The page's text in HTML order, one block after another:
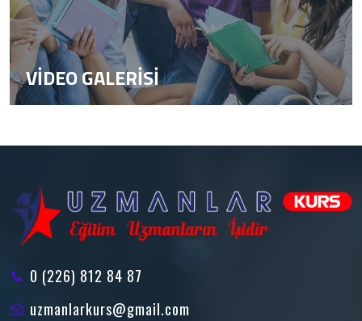
VİDEO GALERİSİ
0 (226) 812 84 87
uzmanlarkurs@gmail.com